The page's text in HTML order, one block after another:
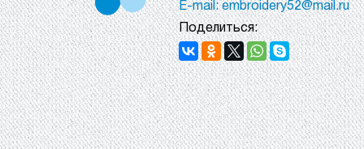
E-mail: embroidery52@mail.ru
Поделиться: